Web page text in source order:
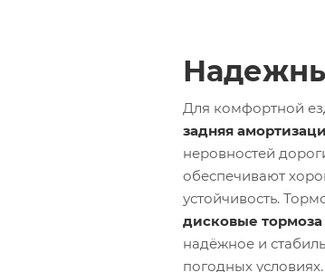
Для комфортной
задняя
неровностей
обеспечивают
устойчивость.
дисковые тормоза
надёжное и
погодных условиях.